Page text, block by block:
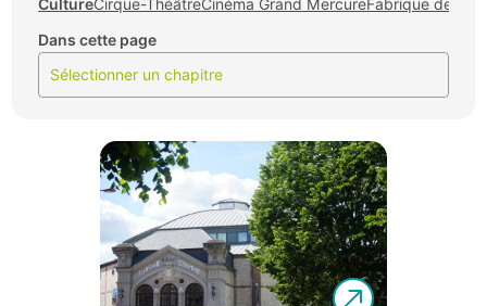
CultureCirque-ThéâtreCinéma Grand MercureFabrique des
Dans cette page
Sélectionner un chapitre